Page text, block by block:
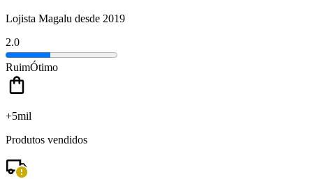
Lojista Magalu desde 2019
2.0
RuimÓtimo
+5mil
Produtos vendidos